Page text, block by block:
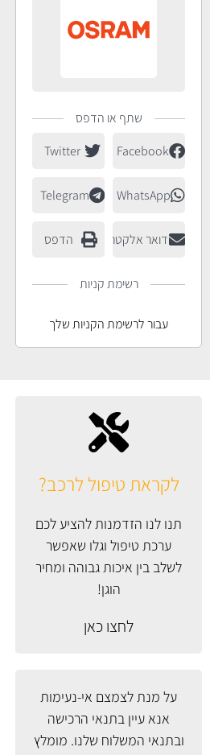
שתף או הדפס
Facebook
Twitter
WhatsApp
Telegram
דואר אלקטרוני הדפס
רשימת קניות
עבור לרשימת הקניות שלך
לקראת טיפול לרכב?
תנו לנו הזדמנות להציע לכם
ערכת טיפול וגלו שאפשר
לשלב בין איכות גבוהה ומחיר
הוגן!
לחצו כאן
על מנת לצמצם אי-נעימות
אנא עיין בתנאי הרכישה
ובתנאי המשלוח שלנו. מומלץ